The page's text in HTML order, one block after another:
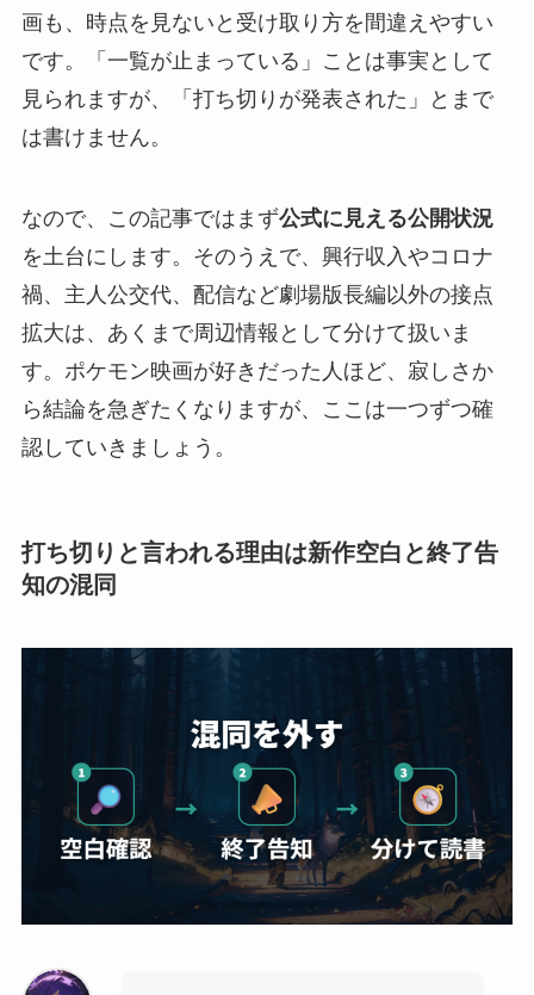
画も、時点を見ないと受け取り方を間違えやすい
です。「一覧が止まっている」ことは事実として
見られますが、「打ち切りが発表された」とまで
は書けません。
なので、この記事ではまず公式に見える公開状況
を土台にします。そのうえで、興行収入やコロナ
禍、主人公交代、配信など劇場版長編以外の接点
拡大は、あくまで周辺情報として分けて扱いま
す。ポケモン映画が好きだった人ほど、寂しさか
ら結論を急ぎたくなりますが、ここは一つずつ確
認していきましょう。
打ち切りと言われる理由は新作空白と終了告
知の混同